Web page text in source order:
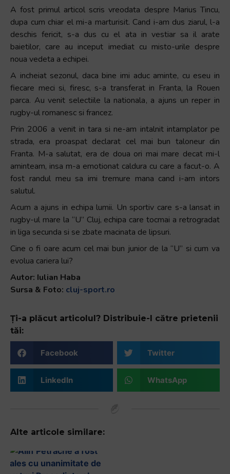
A fost primul articol scris vreodata despre Marius Tincu,
dupa cum chiar el mi-a marturisit. Cand i-am dus ziarul, l-a
deschis fericit, s-a dus cu el ata in vestiar sa il arate
baietilor, care au inceput imediat cu misto-urile despre
noua vedeta a echipei.
A incheiat sezonul, daca bine imi aduc aminte, cu eseu in
fiecare meci si, firesc, s-a transferat in Franta, la Rouen
parca. Au venit selectiile la nationala, a ajuns un reper in
rugby-ul romanesc si francez.
Prin 2006 a venit in tara si ne-am intalnit intamplator pe
strada, era proaspat declarat cel mai bun taloneur din
Franta. M-a salutat, era de doua ori mai mare decat mi-l
aminteam, insa m-a emotionat caldura cu care a facut-o. A
fost randul meu sa imi tremure mana cand i-am intors
salutul.
Acum a ajuns in echipa lumii. Un sportiv care s-a lansat in
rugby-ul mare la “U” Cluj, echipa care tocmai a retrogradat
in liga secunda si se zbate macinata de lipsuri.
Cine o fi oare acum cel mai bun junior de la “U” si cum va
evolua cariera lui?
Autor: Iulian Haba
Sursa & Foto: cluj-sport.ro
Ți-a plăcut articolul? Distribuie-l către prietenii
tăi:
Facebook Twitter
LinkedIn WhatsApp
Alte articole similare: